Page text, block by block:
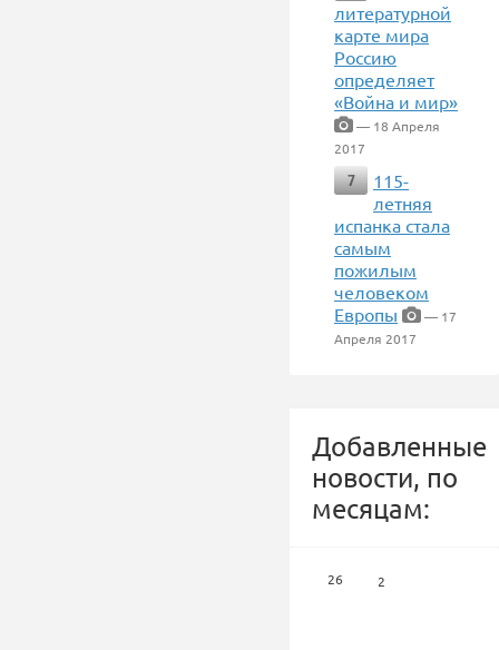
литературной
карте мира
Россию
определяет
«Война и мир»
— 18 Апреля
2017
7
115-
летняя
испанка стала
самым
пожилым
человеком
Европы
— 17
Апреля 2017
Добавленные
новости, по
месяцам:
26 2